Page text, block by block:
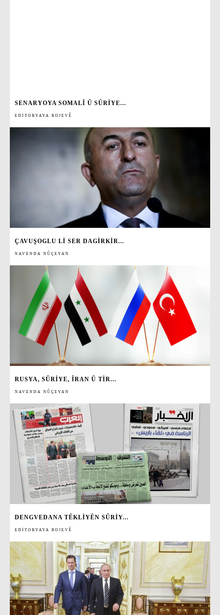
SENARYOYA SOMALÎ Û SÛRIYE...
EDITORYAYA ROJEVÊ
ÇAVUŞOGLU LI SER DAGIRKIR...
NAVENDA NÛÇEYAN
RUSYA, SÛRIYE, ÎRAN Û TIR...
NAVENDA NÛÇEYAN
DENGVEDANA TÊKLIYÊN SÛRIY...
EDITORYAYA ROJEVÊ